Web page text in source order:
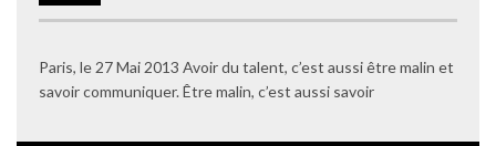
Paris, le 27 Mai 2013 Avoir du talent, c’est aussi être malin et
savoir communiquer. Être malin, c’est aussi savoir